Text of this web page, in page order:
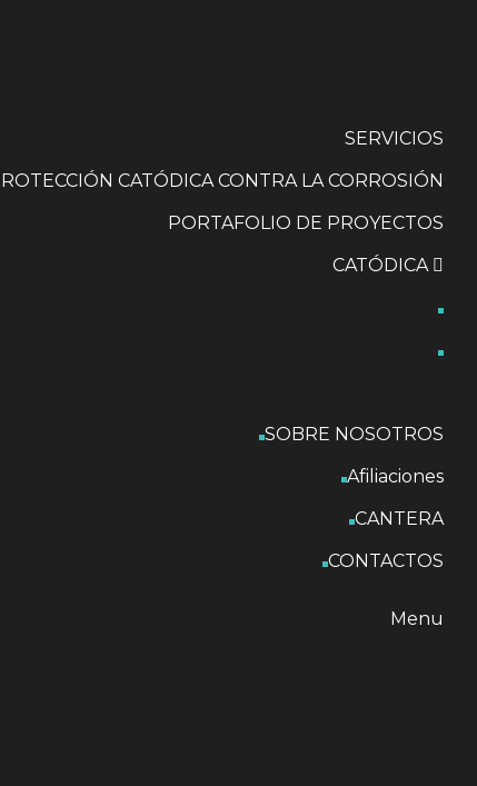
SERVICIOS
CATÓDICA CONTRA LA CORROSIÓN
PORTAFOLIO DE PROYECTOS
CATÓDICA
SOBRE NOSOTROS
Afiliaciones
CANTERA
CONTACTOS
Menu